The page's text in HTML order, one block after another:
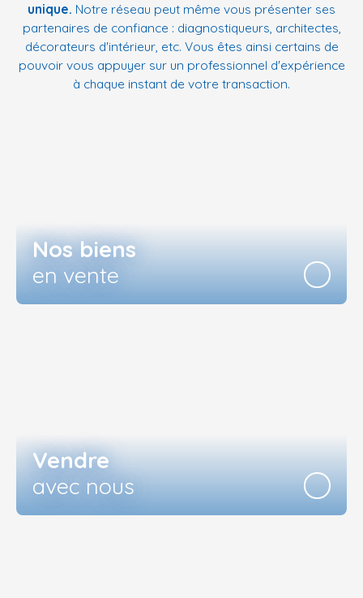
unique. Notre réseau peut même vous présenter ses
partenaires de confiance : diagnostiqueurs, architectes,
décorateurs d'intérieur, etc. Vous êtes ainsi certains de
pouvoir vous appuyer sur un professionnel d'expérience
à chaque instant de votre transaction.
Nos biens
en vente
Vendre
avec nous